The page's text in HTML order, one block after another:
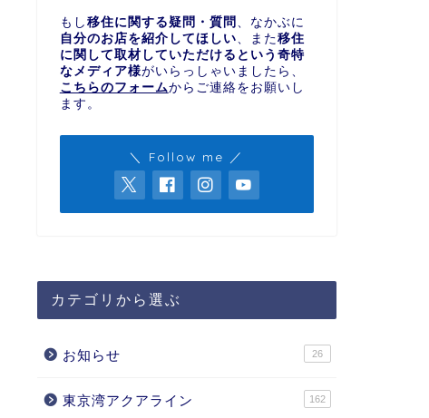
もし 移住に関する疑問・質問
、なかぶに
自分のお店を紹介してほしい 、また移住
に関して取材していただけるという奇特
なメディア様がいらっしゃいましたら、
こちらのフォームからご連絡をお願いし
ます。
＼ Follow me ／
カテゴリから選ぶ
お知らせ 26
東京湾アクアライン 162